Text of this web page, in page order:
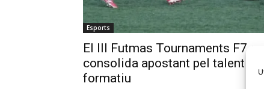
Esports
El III Futmas Tournaments F7 es
consolida apostant pel talent
formatiu